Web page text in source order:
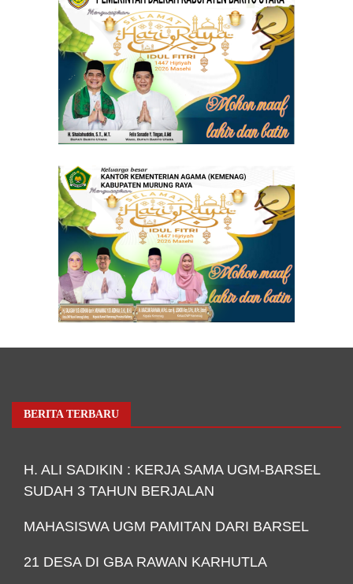
BERITA TERBARU
H. ALI SADIKIN : KERJA SAMA UGM-BARSEL
SUDAH 3 TAHUN BERJALAN
MAHASISWA UGM PAMITAN DARI BARSEL
21 DESA DI GBA RAWAN KARHUTLA